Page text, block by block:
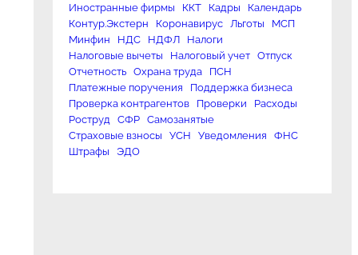
Иностранные фирмы
ККТ Кадры
Календарь
Контур.Экстерн
Коронавирус Льготы
МСП
Минфин
НДС НДФЛ
Налоги
Налоговые вычеты
Налоговый учет
Отпуск
Отчетность
Охрана труда
ПСН
Платежные поручения
Поддержка бизнеса
Проверка контрагентов
Проверки
Расходы
Роструд
СФР
Самозанятые
Страховые взносы
УСН Уведомления
ФНС
Штрафы
ЭДО